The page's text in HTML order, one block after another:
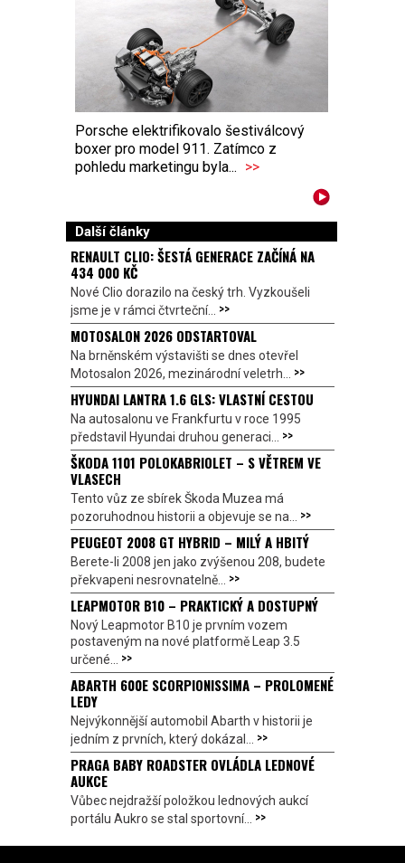
Porsche elektrifikovalo šestiválcový
boxer pro model 911. Zatímco z
pohledu marketingu byla... >>
Další články
RENAULT CLIO: ŠESTÁ GENERACE ZAČÍNÁ NA
434 000 KČ
Nové Clio dorazilo na český trh. Vyzkoušeli
jsme je v rámci čtvrteční... >>
MOTOSALON 2026 ODSTARTOVAL
Na brněnském výstavišti se dnes otevřel
Motosalon 2026, mezinárodní veletrh... >>
HYUNDAI LANTRA 1.6 GLS: VLASTNÍ CESTOU
Na autosalonu ve Frankfurtu v roce 1995
představil Hyundai druhou generaci... >>
ŠKODA 1101 POLOKABRIOLET – S VĚTREM VE
VLASECH
Tento vůz ze sbírek Škoda Muzea má
pozoruhodnou historii a objevuje se na... >>
PEUGEOT 2008 GT HYBRID – MILÝ A HBITÝ
Berete-li 2008 jen jako zvýšenou 208, budete
překvapeni nesrovnatelně... >>
LEAPMOTOR B10 – PRAKTICKÝ A DOSTUPNÝ
Nový Leapmotor B10 je prvním vozem
postaveným na nové platformě Leap 3.5
určené... >>
ABARTH 600E SCORPIONISSIMA – PROLOMENÉ
LEDY
Nejvýkonnější automobil Abarth v historii je
jedním z prvních, který dokázal... >>
PRAGA BABY ROADSTER OVLÁDLA LEDNOVÉ
AUKCE
Vůbec nejdražší položkou lednových aukcí
portálu Aukro se stal sportovní... >>